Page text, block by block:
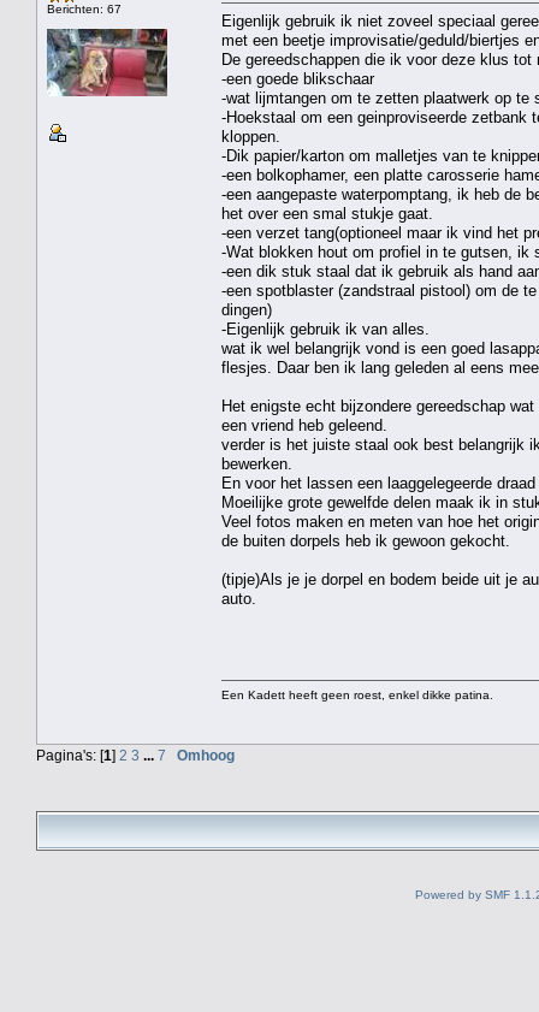
Berichten: 67
Eigenlijk gebruik ik niet zoveel speciaal
met een beetje improvisatie/geduld/biertjes
De gereedschappen die ik voor deze klus
-een goede blikschaar
-wat lijmtangen om te zetten plaatwerk op te
-Hoekstaal om een geinproviseerde zetbank
kloppen.
-Dik papier/karton om malletjes van te
-een bolkophamer, een platte carosserie
-een aangepaste waterpomptang, ik heb de
het over een smal stukje gaat.
-een verzet tang(optioneel maar ik vind het
-Wat blokken hout om profiel in te gutsen, ik
-een dik stuk staal dat ik gebruik als hand
-een spotblaster (zandstraal pistool) om de
dingen)
-Eigenlijk gebruik ik van alles.
wat ik wel belangrijk vond is een goed
flesjes. Daar ben ik lang geleden al eens
Het enigste echt bijzondere gereedschap
een vriend heb geleend.
verder is het juiste staal ook best belangrijk
bewerken.
En voor het lassen een laaggelegeerde
Moeilijke grote gewelfde delen maak ik in
Veel fotos maken en meten van hoe het
de buiten dorpels heb ik gewoon gekocht.
(tipje)Als je je dorpel en bodem beide uit je
auto.
Een Kadett heeft geen roest, enkel dikke patina.
Pagina's: [1] 2 3 ... 7 Omhoog
Powered by SMF